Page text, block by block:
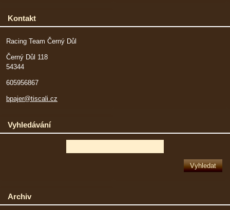
Kontakt
Racing Team Černý Důl
Černý Důl 118
54344
605956867
bpajer@tiscali.cz
Vyhledávání
Archiv